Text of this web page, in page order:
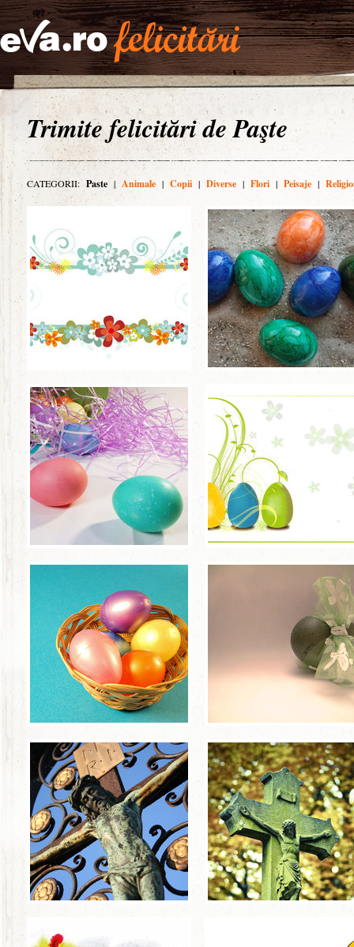
Trimite felicitări de Paşte
CATEGORII: Paste | Animale | Copii | Diverse | Flori | Peisaje |